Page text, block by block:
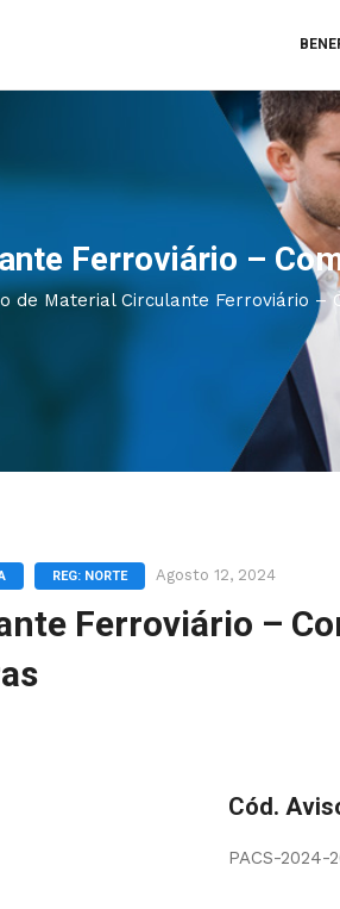
Ferroviário –
de Material Circulante Ferroviário –
REG: NORTE Agosto 12, 2024
Ferroviário –
Cód.
PACS-2024-